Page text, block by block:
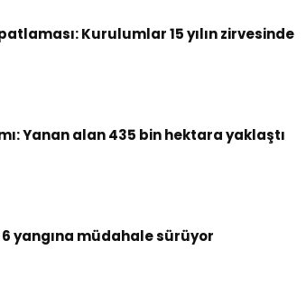
Kurulumlar 15 yılın zirvesinde
Yanan alan 435 bin hektara yaklaştı
yangına müdahale sürüyor